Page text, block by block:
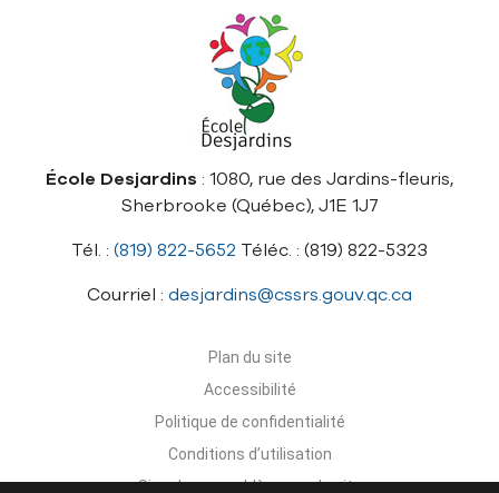
École Desjardins : 1080, rue des Jardins-fleuris,
Sherbrooke (Québec), J1E 1J7
Tél. : (819) 822-5652 Téléc. : (819) 822-5323
Courriel : desjardins@cssrs.gouv.qc.ca
Plan du site
Accessibilité
Politique de confidentialité
Conditions d’utilisation
Signaler un problème sur le site